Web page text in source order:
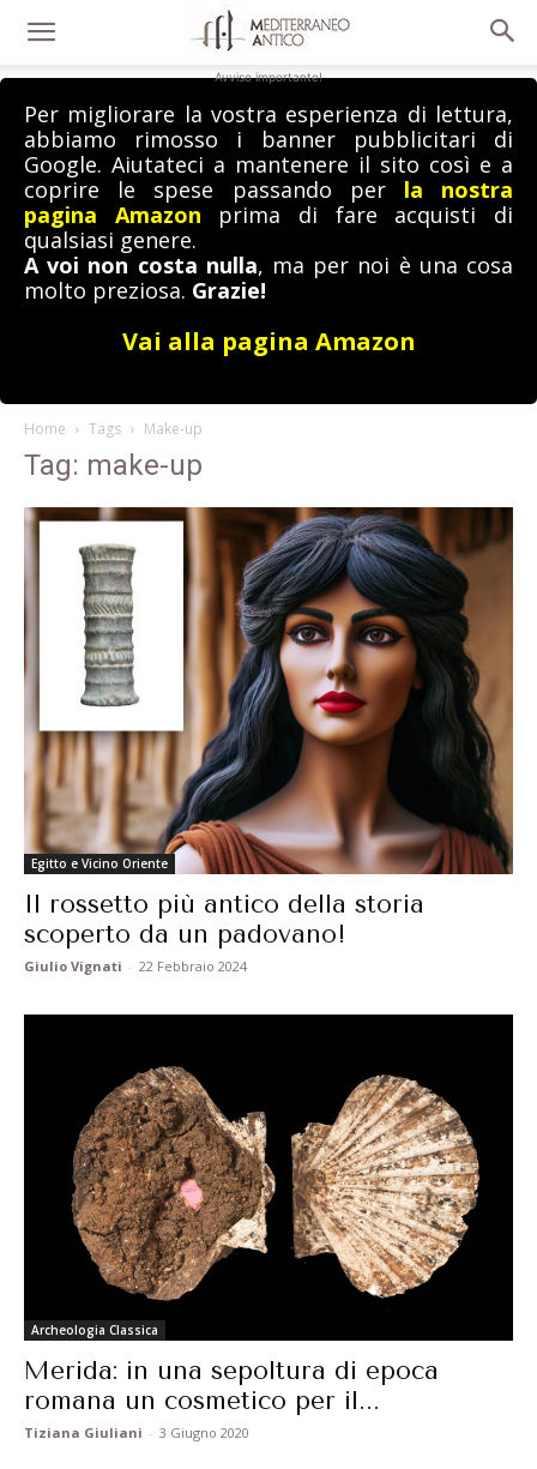
Avviso importante!
Per migliorare la vostra esperienza di lettura,
abbiamo rimosso i banner pubblicitari di
Google. Aiutateci a mantenere il sito così e a
coprire le spese passando per la nostra
pagina Amazon prima di fare acquisti di
qualsiasi genere.
A voi non costa nulla, ma per noi è una cosa
molto preziosa. Grazie!
Vai alla pagina Amazon
Home Tags Make-up
Tag: make-up
Egitto e Vicino Oriente
Il rossetto più antico della storia
scoperto da un padovano!
Giulio Vignati - 22 Febbraio 2024
Archeologia Classica
Merida: in una sepoltura di epoca
romana un cosmetico per il...
Tiziana Giuliani - 3 Giugno 2020